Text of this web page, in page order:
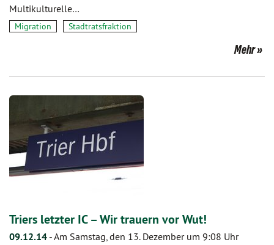
Multikulturelle…
Migration Stadtratsfraktion
Mehr
Triers letzter IC – Wir trauern vor Wut!
09.12.14 -Am Samstag, den 13. Dezember um 9:08 Uhr